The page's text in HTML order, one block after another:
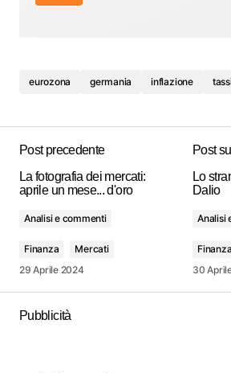
eurozona germania inflazione
Post precedente
La fotografia dei mercati:
aprile un mese... d'oro
Analisi e commenti
Finanza
Mercati
29 Aprile 2024
Post
Lo
Dalio
Analisi
Finanza
30
Pubblicità